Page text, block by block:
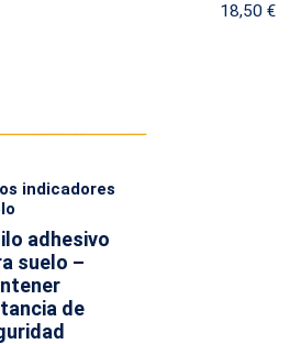
18,50 €
indicadores
adhesivo
suelo –
de